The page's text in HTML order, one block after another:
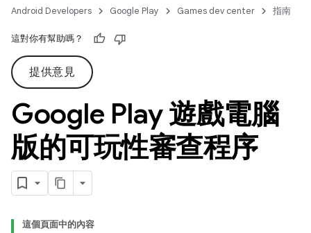
Android Developers Google Play Games dev center 指南
這對你有幫助嗎？
提供意見
Google Play 遊戲電腦
版的可玩性審查程序
這個頁面中的內容